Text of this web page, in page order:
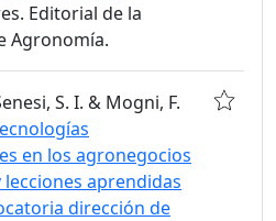
Editorial de la
Agronomía.
S. I. & Mogni, F.
en los agronegocios
lecciones aprendidas
dirección de